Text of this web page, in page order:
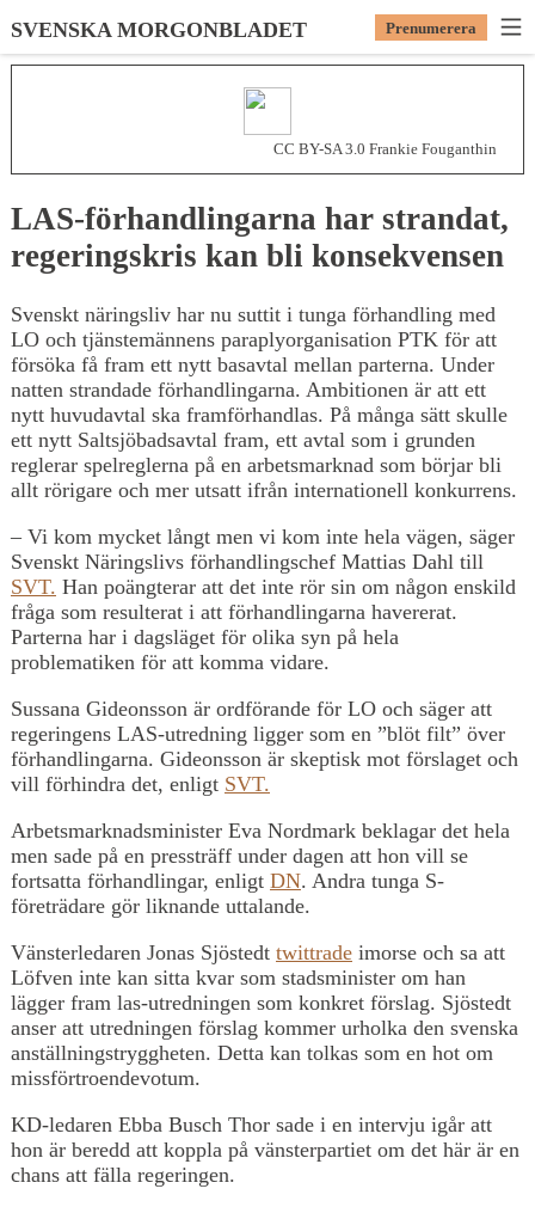
SVENSKA MORGONBLADET Prenumerera
CC BY-SA 3.0 Frankie Fouganthin
LAS-förhandlingarna har strandat,
regeringskris kan bli konsekvensen
Svenskt näringsliv har nu suttit i tunga förhandling med
LO och tjänstemännens paraplyorganisation PTK för att
försöka få fram ett nytt basavtal mellan parterna. Under
natten strandade förhandlingarna. Ambitionen är att ett
nytt huvudavtal ska framförhandlas. På många sätt skulle
ett nytt Saltsjöbadsavtal fram, ett avtal som i grunden
reglerar spelreglerna på en arbetsmarknad som börjar bli
allt rörigare och mer utsatt ifrån internationell konkurrens.
– Vi kom mycket långt men vi kom inte hela vägen, säger
Svenskt Näringslivs förhandlingschef Mattias Dahl till
SVT. Han poängterar att det inte rör sin om någon enskild
fråga som resulterat i att förhandlingarna havererat.
Parterna har i dagsläget för olika syn på hela
problematiken för att komma vidare.
Sussana Gideonsson är ordförande för LO och säger att
regeringens LAS-utredning ligger som en ”blöt filt” över
förhandlingarna. Gideonsson är skeptisk mot förslaget och
vill förhindra det, enligt SVT.
Arbetsmarknadsminister Eva Nordmark beklagar det hela
men sade på en pressträff under dagen att hon vill se
fortsatta förhandlingar, enligt DN. Andra tunga S-
företrädare gör liknande uttalande.
Vänsterledaren Jonas Sjöstedt twittrade imorse och sa att
Löfven inte kan sitta kvar som stadsminister om han
lägger fram las-utredningen som konkret förslag. Sjöstedt
anser att utredningen förslag kommer urholka den svenska
anställningstryggheten. Detta kan tolkas som en hot om
missförtroendevotum.
KD-ledaren Ebba Busch Thor sade i en intervju igår att
hon är beredd att koppla på vänsterpartiet om det här är en
chans att fälla regeringen.